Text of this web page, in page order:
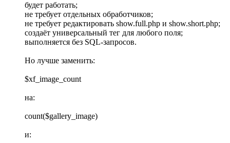
будет работать;
не требует отдельных обработчиков;
не требует редактировать show.full.php и show.short.php;
создаёт универсальный тег для любого поля;
выполняется без SQL-запросов.
Но лучше заменить:
$xf_image_count
на:
count($gallery_image)
и: